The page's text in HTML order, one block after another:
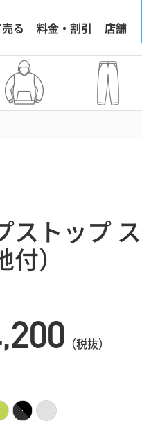
る 料金・割引 店舗
ストップ
）
（税抜）